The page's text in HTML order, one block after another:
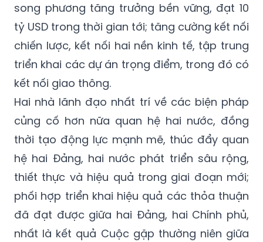
song phương tăng trưởng bền vững, đạt 10
tỷ USD trong thời gian tới; tăng cường kết nối
chiến lược, kết nối hai nền kinh tế, tập trung
triển khai các dự án trọng điểm, trong đó có
kết nối giao thông.
Hai nhà lãnh đạo nhất trí về các biện pháp
củng cố hơn nữa quan hệ hai nước, đồng
thời tạo động lực mạnh mẽ, thúc đẩy quan
hệ hai Đảng, hai nước phát triển sâu rộng,
thiết thực và hiệu quả trong giai đoạn mới;
phối hợp triển khai hiệu quả các thỏa thuận
đã đạt được giữa hai Đảng, hai Chính phủ,
nhất là kết quả Cuộc gặp thường niên giữa